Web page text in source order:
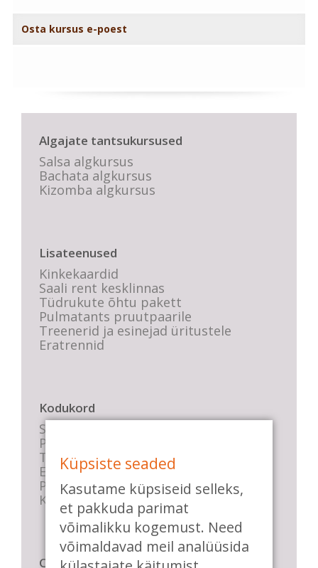
Osta kursus e-poest
Algajate tantsukursused
Salsa algkursus
Bachata algkursus
Kizomba algkursus
Lisateenused
Kinkekaardid
Saali rent kesklinnas
Tüdrukute õhtu pakett
Pulmatants pruutpaarile
Treenerid ja esinejad üritustele
Eratrennid
Kodukord
Stuudio sisekord
Privaatsustingimused
Tasemete kirjeldused
E-poe tingimused
Parkimise info
KKK
Casa de Baile
Küpsiste seaded
Kasutame küpsiseid selleks,
et pakkuda parimat
võimalikku kogemust. Need
võimaldavad meil analüüsida